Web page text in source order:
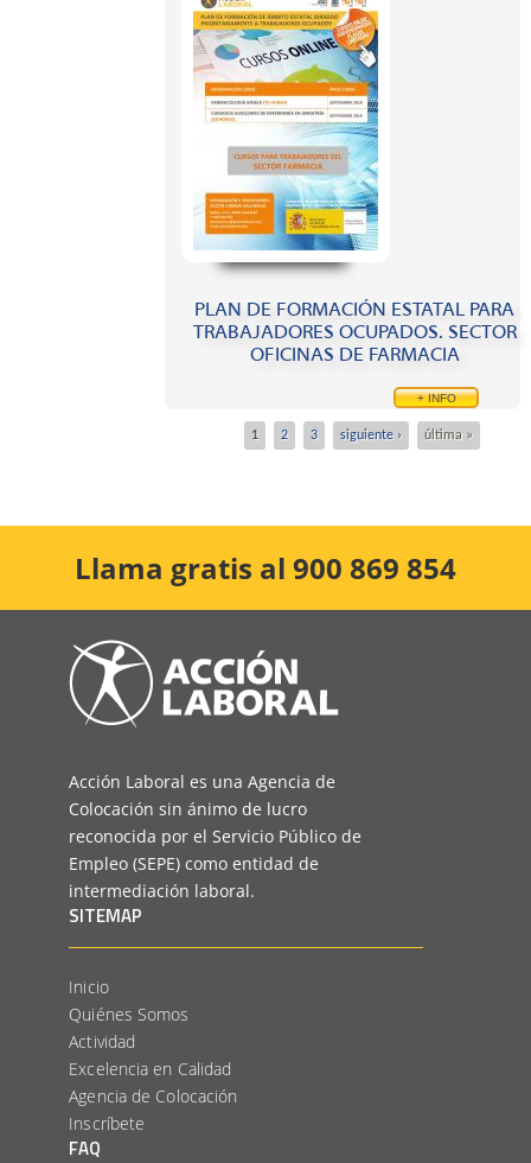
PLAN DE FORMACIÓN ESTATAL PARA
TRABAJADORES OCUPADOS. SECTOR
OFICINAS DE FARMACIA
+ INFO
Páginas
1 2 3 siguiente › última »
Llama gratis al 900 869 854
Acción Laboral es una Agencia de
Colocación sin ánimo de lucro
reconocida por el Servicio Público de
Empleo (SEPE) como entidad de
intermediación laboral.
SITEMAP
Inicio
Quiénes Somos
Actividad
Excelencia en Calidad
Agencia de Colocación
Inscríbete
FAQ